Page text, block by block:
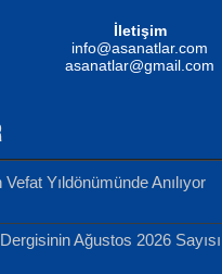
KELOĞLU
İletişim
info@asanatlar.com
asanatlar@gmail.com
Yıldönümünde Anılıyor
Ağustos 2026 Sayısı